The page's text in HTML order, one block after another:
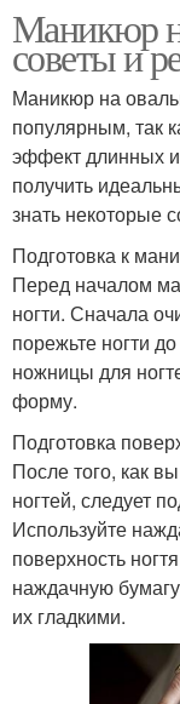
Маникюр
советы и
Маникюр на
популярным, так
эффект длинных
получить
знать некоторые
Подготовка к
Перед началом
ногти. Сначала
порежьте ногти
ножницы для
форму.
Подготовка
После того, как
ногтей, следует
Используйте
поверхность
наждачную
их гладкими.